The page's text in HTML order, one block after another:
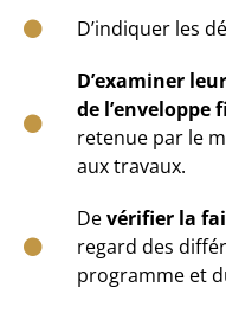
D’indiquer les
D’examiner
de
retenue par le
aux travaux.
Devérifier la
regard des
programme et